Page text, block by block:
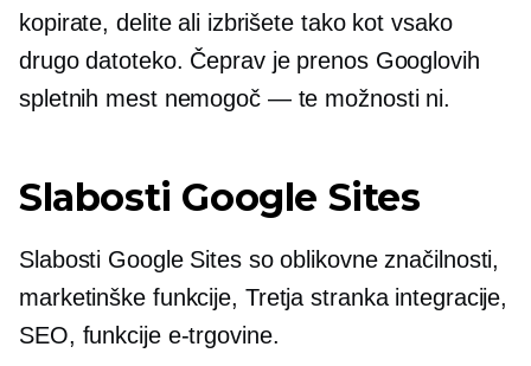
kopirate, delite ali izbrišete tako kot vsako
drugo datoteko. Čeprav je prenos Googlovih
spletnih mest nemogoč — te možnosti ni.
Slabosti Google Sites
Slabosti Google Sites so oblikovne značilnosti,
marketinške funkcije, Tretja strankaintegracije,
SEO, funkcije e-trgovine.